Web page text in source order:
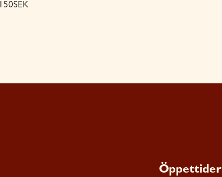
150SEK
Öppettider